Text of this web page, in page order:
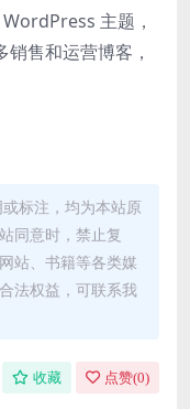
主题，
售和运营博客，
标注，均为本站原
同意时，禁止复
站、书籍等各类媒
法权益，可联系我
收藏 点赞(0)